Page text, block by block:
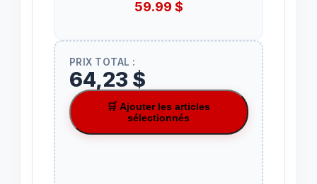
59.99 $
PRIX TOTAL :
64,23 $
🛒 Ajouter les articles
sélectionnés